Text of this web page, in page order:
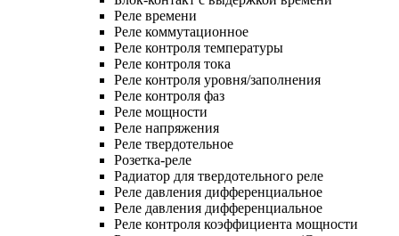
Реле времени
Реле коммутационное
Реле контроля температуры
Реле контроля тока
Реле контроля уровня/заполнения
Реле контроля фаз
Реле мощности
Реле напряжения
Реле твердотельное
Розетка-реле
Радиатор для твердотельного реле
Реле давления дифференциальное
Реле давления дифференциальное
Реле контроля коэффициента мощности